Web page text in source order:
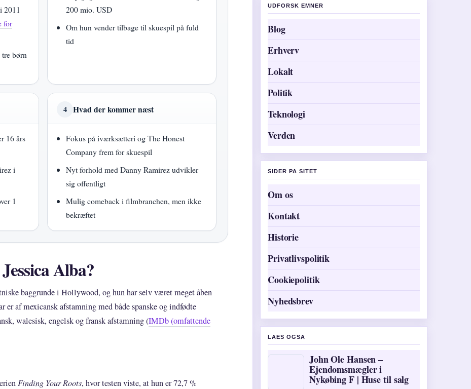
2011
for
børn
200 mio. USD
Om hun vender tilbage til skuespil på fuld
tid
16 års
i
1
4 Hvad der kommer næst
Fokus på iværksætteri og The Honest
Company frem for skuespil
Nyt forhold med Danny Ramirez udvikler
sig offentligt
Mulig comeback i filmbranchen, men ikke
bekræftet
Alba?
baggrunde i Hollywood, og hun har selv været meget åben
er af mexicansk afstamning med både spanske og indfødte
walesisk, engelsk og fransk afstamning (IMDb (omfattende
Finding Your Roots, hvor testen viste, at hun er 72,7 %
UDFORSK EMNER
Blog
Erhverv
Lokalt
Politik
Teknologi
Verden
SIDER PA SITET
Om os
Kontakt
Historie
Privatlivspolitik
Cookiepolitik
Nyhedsbrev
LAES OGSA
John Ole Hansen –
Ejendomsmægler i
Nykøbing F | Huse til salg